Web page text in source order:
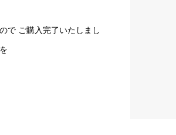
で ご購入完了いたしまし